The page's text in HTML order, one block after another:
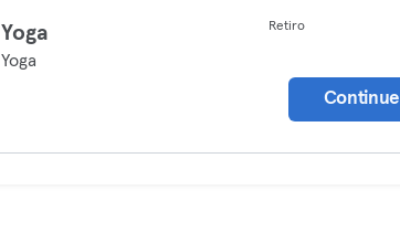
Yoga
Yoga
Retiro
Continue